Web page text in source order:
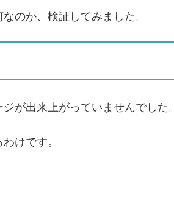
のか、検証してみました。
が出来上がっていませんでした。
けです。